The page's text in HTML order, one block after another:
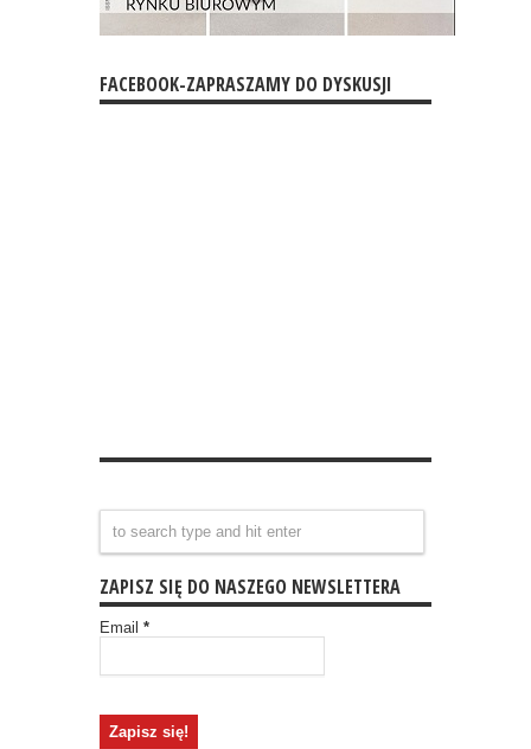
FACEBOOK-ZAPRASZAMY DO DYSKUSJI
ZAPISZ SIĘ DO NASZEGO NEWSLETTERA
Email *